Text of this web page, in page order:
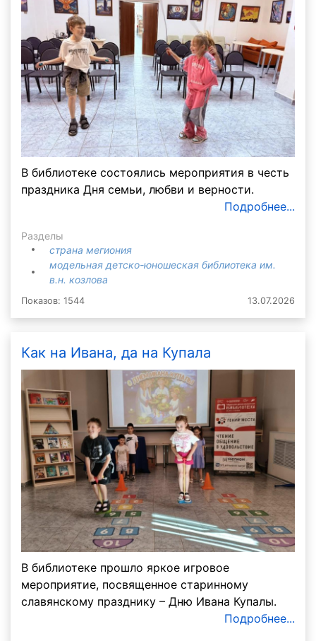
В библиотеке состоялись мероприятия в честь
праздника Дня семьи, любви и верности.
Подробнее...
Разделы
страна мегиония
модельная детско-юношеская библиотека им.
в.н. козлова
Показов: 1544 13.07.2026
Как на Ивана, да на Купала
В библиотеке прошло яркое игровое
мероприятие, посвященное старинному
славянскому празднику – Дню Ивана Купалы.
Подробнее...